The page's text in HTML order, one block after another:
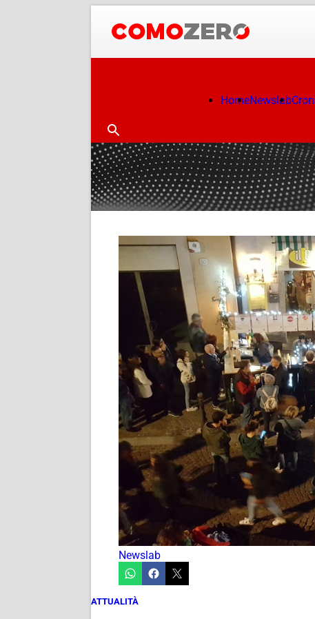
HomeNewslab
Newslab
ATTUALITÀ